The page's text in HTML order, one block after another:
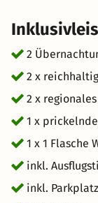
Restaurant (von
leckere Speisen
Abend mit
ab. Wir freuen
2
2 x
2 x
1 x
1 x 1 Flasche
inkl.
inkl.